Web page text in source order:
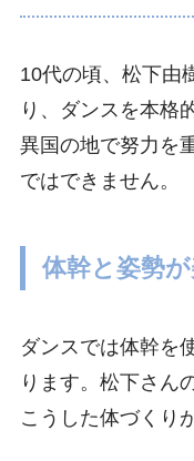
10代の頃、松下由
り、ダンスを本格
異国の地で努力を
ではできません。
体幹と姿勢
ダンスでは体幹を
ります。松下さん
こうした体づくり